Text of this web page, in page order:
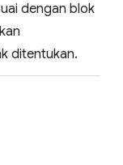
dengan blok
ditentukan.